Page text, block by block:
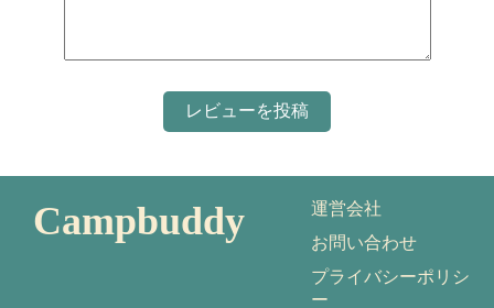
Campbuddy
運営会社
お問い合わせ
プライバシーポリシ
ー